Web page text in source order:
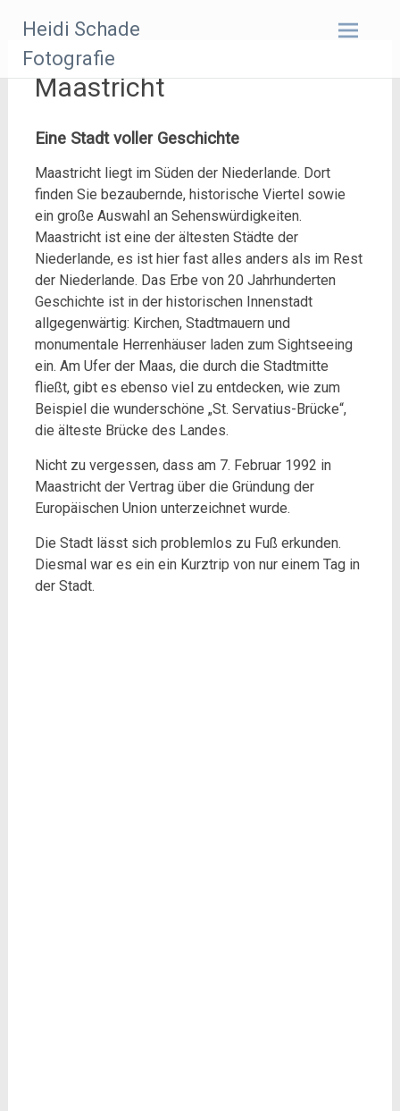
Inhalt
springen
Heidi Schade
Fotografie
Maastricht
Eine Stadt voller Geschichte
Maastricht liegt im Süden der Niederlande. Dort
finden Sie bezaubernde, historische Viertel sowie
ein große Auswahl an Sehenswürdigkeiten.
Maastricht ist eine der ältesten Städte der
Niederlande, es ist hier fast alles anders als im Rest
der Niederlande. Das Erbe von 20 Jahrhunderten
Geschichte ist in der historischen Innenstadt
allgegenwärtig: Kirchen, Stadtmauern und
monumentale Herrenhäuser laden zum Sightseeing
ein. Am Ufer der Maas, die durch die Stadtmitte
fließt, gibt es ebenso viel zu entdecken, wie zum
Beispiel die wunderschöne „St. Servatius-Brücke“,
die älteste Brücke des Landes.
Nicht zu vergessen, dass am 7. Februar 1992 in
Maastricht der Vertrag über die Gründung der
Europäischen Union unterzeichnet wurde.
Die Stadt lässt sich problemlos zu Fuß erkunden.
Diesmal war es ein ein Kurztrip von nur einem Tag in
der Stadt.